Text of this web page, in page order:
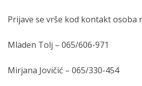
Prijave se vrše kod kontakt osoba
Mladen Tolj – 065/606-971
Mirjana Jovičić – 065/330-454